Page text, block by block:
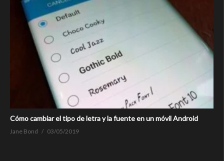
Cómo cambiar el tipo de letra y la fuente en un móvil Android
Jane Bond 03/05/2019